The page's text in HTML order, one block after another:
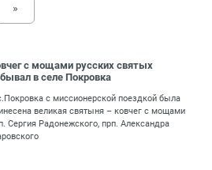
»
с мощами русских святых
в селе Покровка
с миссионерской поездкой была
великая святыня – ковчег с мощами
Сергия Радонежского, прп. Александра